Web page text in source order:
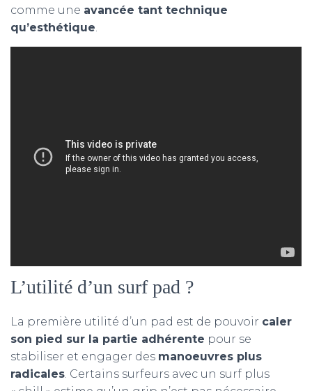
comme une avancée tant technique
qu’esthétique.
L’utilité d’un surf pad ?
La première utilité d’un pad est de pouvoir caler
son pied sur la partie adhérente pour se
stabiliser et engager des manoeuvres plus
radicales. Certains surfeurs avec un surf plus